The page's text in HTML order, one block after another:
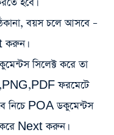
হবে।
বয়স চলে আসবে –
করুন।
সিলেক্ট করে তা
ফরমেটে
POA ডকুমেন্টস
Next করুন।